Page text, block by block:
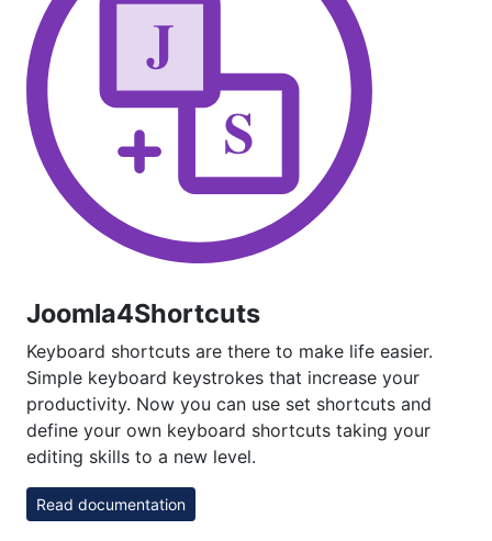
Joomla4Shortcuts
Keyboard shortcuts are there to make life easier.
Simple keyboard keystrokes that increase your
productivity. Now you can use set shortcuts and
define your own keyboard shortcuts taking your
editing skills to a new level.
Read documentation